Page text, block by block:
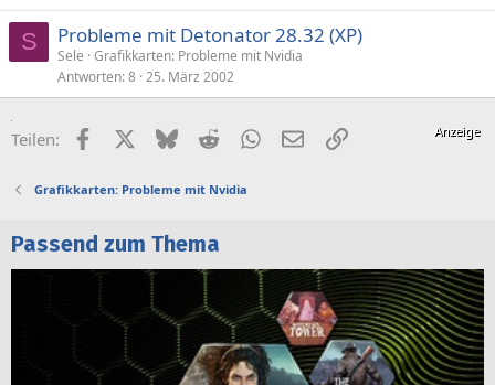
S Probleme mit Detonator 28.32 (XP)
Sele Grafikkarten: Probleme mit Nvidia
Antworten 8 25. März 2002
Teilen: FacebookX (Twitter)
BlueskyRedditWhatsApp
E-MailLink
Grafikkarten: Probleme mit Nvidia
Passend zum Thema